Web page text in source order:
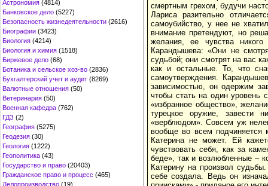
Астрономия (4814)
Банковское дело (5227)
Безопасность жизнедеятельности (2616)
Биографии (3423)
Биология (4214)
Биология и химия (1518)
Биржевое дело (68)
Ботаника и сельское хоз-во (2836)
Бухгалтерский учет и аудит (8269)
Валютные отношения (50)
Ветеринария (50)
Военная кафедра (762)
ГДЗ (2)
География (5275)
Геодезия (30)
Геология (1222)
Геополитика (43)
Государство и право (20403)
Гражданское право и процесс (465)
Делопроизводство (19)
смертным грехом, будучи
Лариса разительно
самоубийство, у нее не
внимание претендуют, но
желания, ее чувства никого
Карандышева: «Они не
судьбой; они смотрят на вас
как и остальные. То, что
самоутверждения.
зависимостью, он одержим
чтобы стать на один уровень
«избранное общество»,
турецкое оружие, завести
«верблюдом». Совсем уж
вообще во всем подчиняется
Катерина не может. Ей
чувствовать себя, как за
беде», так и возлюбленные –
Катерину на произвол
себе создала. Ведь он